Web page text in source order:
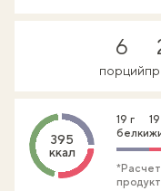
6
порций
395
ккал
19 г
белки